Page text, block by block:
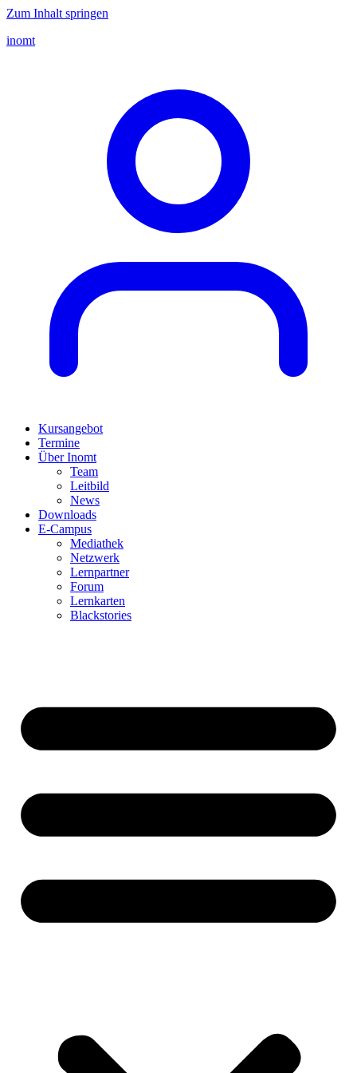
Zum Inhalt springen
inomt
Kursangebot
Termine
Über Inomt
Team
Leitbild
News
Downloads
E-Campus
Mediathek
Netzwerk
Lernpartner
Forum
Lernkarten
Blackstories